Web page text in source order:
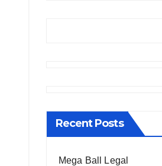
Recent Posts
Mega Ball Legal